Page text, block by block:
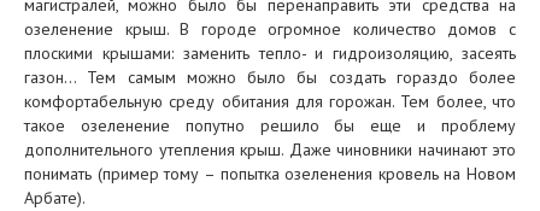
магистралей, можно было бы перенаправить эти средства на
озеленение крыш. В городе огромное количество домов с
плоскими крышами: заменить тепло- и гидроизоляцию, засеять
газон… Тем самым можно было бы создать гораздо более
комфортабельную среду обитания для горожан. Тем более, что
такое озеленение попутно решило бы еще и проблему
дополнительного утепления крыш. Даже чиновники начинают это
понимать (пример тому – попытка озеленения кровель на Новом
Арбате).